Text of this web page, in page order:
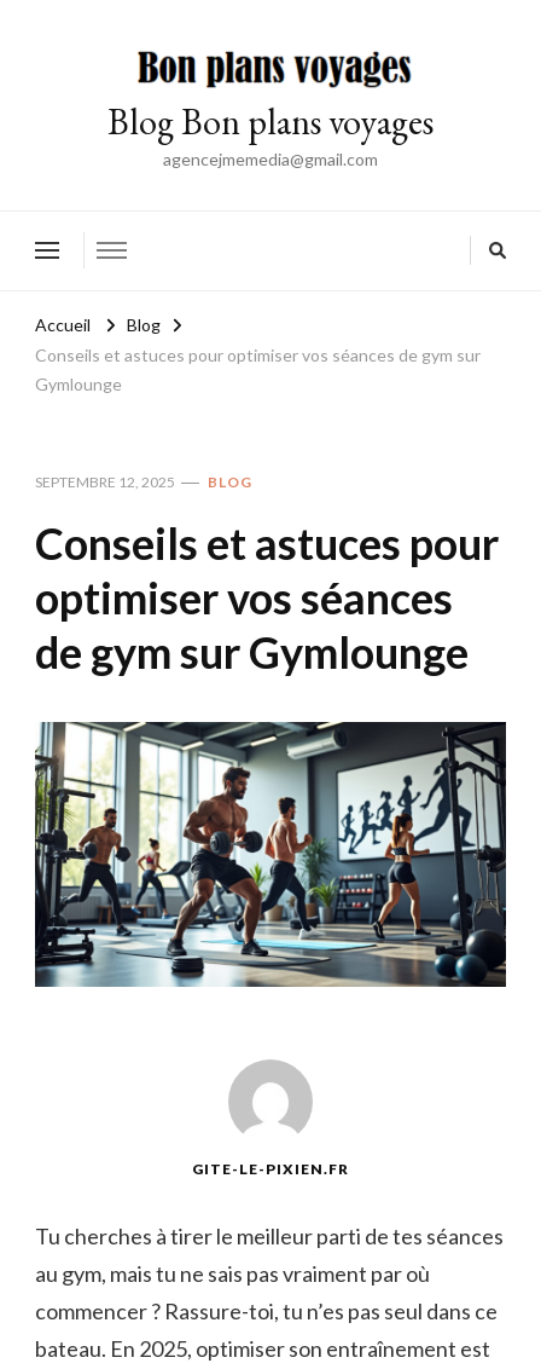
Blog Bon plans voyages
agencejmemedia@gmail.com
Accueil
Blog
Conseils et astuces pour optimiser vos séances de gym sur
Gymlounge
SEPTEMBRE 12, 2025 BLOG
Conseils et astuces pour
optimiser vos séances
de gym sur Gymlounge
GITE-LE-PIXIEN.FR
Tu cherches à tirer le meilleur parti de tes séances
au gym, mais tu ne sais pas vraiment par où
commencer ? Rassure-toi, tu n’es pas seul dans ce
bateau. En 2025, optimiser son entraînement est